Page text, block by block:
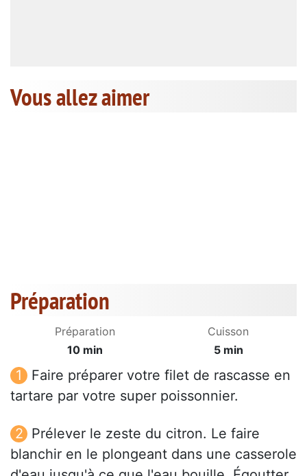
Vous allez aimer
Préparation
Préparation
10 min
Cuisson
5 min
Faire préparer votre filet de rascasse en
tartare par votre super poissonnier.
Prélever le zeste du citron. Le faire
blanchir en le plongeant dans une casserole